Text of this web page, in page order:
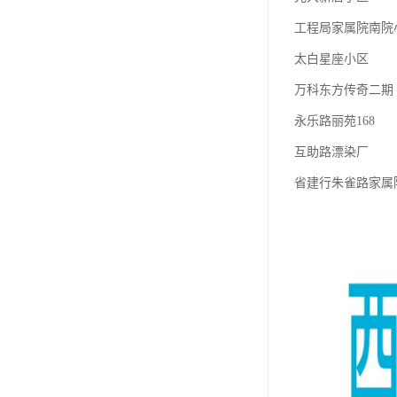
工程局家属院南院
太白星座小区
万科东方传奇二期
永乐路丽苑168
互助路漂染厂
省建行朱雀路家属